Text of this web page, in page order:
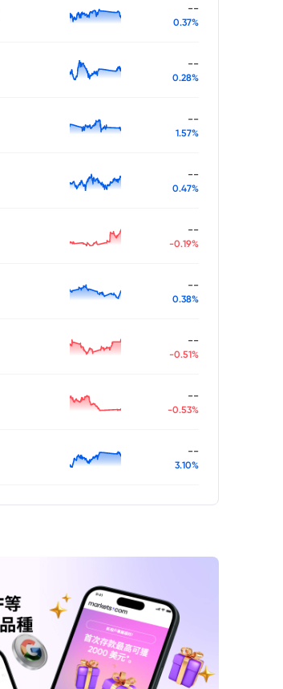
--
0.37%
--
0.28%
--
1.57%
--
0.47%
--
-0.19%
--
0.38%
--
-0.51%
--
-0.53%
--
3.10%